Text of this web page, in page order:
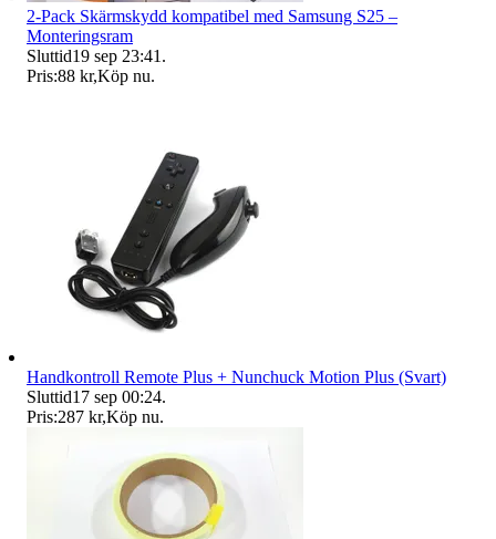
2-Pack Skärmskydd kompatibel med Samsung S25 –
Monteringsram
Sluttid19 sep 23:41 .
Pris:88 kr,Köp nu.
Handkontroll Remote Plus + Nunchuck Motion Plus (Svart)
Sluttid17 sep 00:24.
Pris:287 kr,Köp nu.